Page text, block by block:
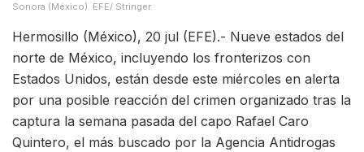
Sonora (México). EFE/ Stringer.
Hermosillo (México), 20 jul (EFE).- Nueve estados del
norte de México, incluyendo los fronterizos con
Estados Unidos, están desde este miércoles en alerta
por una posible reacción del crimen organizado tras la
captura la semana pasada del capo Rafael Caro
Quintero, el más buscado por la Agencia Antidrogas